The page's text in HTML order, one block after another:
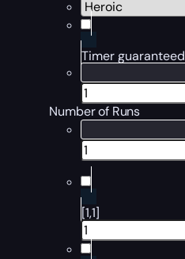
Timer guaranteed
Number of Runs
[1,1]